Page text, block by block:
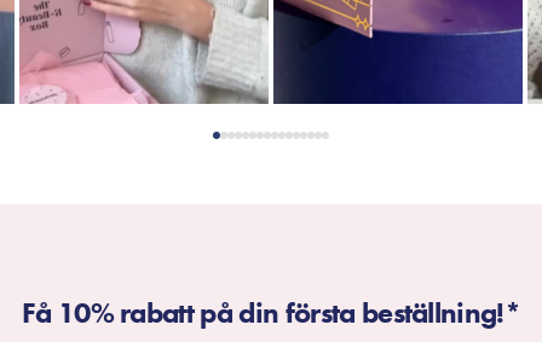
Få 10% rabatt på din första beställning!*